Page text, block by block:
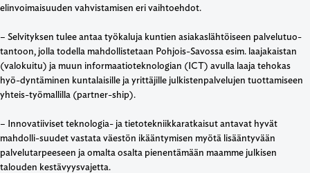
elinvoimaisuuden vahvistamisen eri vaihtoehdot.
– Selvityksen tulee antaa työkaluja kuntien asiakaslähtöiseen palvelutuo-
tantoon, jolla todella mahdollistetaan Pohjois-Savossa esim. laajakaistan
(valokuitu) ja muun informaatioteknologian (ICT) avulla laaja tehokas
hyö-dyntäminen kuntalaisille ja yrittäjille julkistenpalvelujen tuottamiseen
yhteis-työmallilla (partner-ship).
– Innovatiiviset teknologia- ja tietotekniikkaratkaisut antavat hyvät
mahdolli-suudet vastata väestön ikääntymisen myötä lisääntyvään
palvelutarpeeseen ja omalta osalta pienentämään maamme julkisen
talouden kestävyysvajetta.